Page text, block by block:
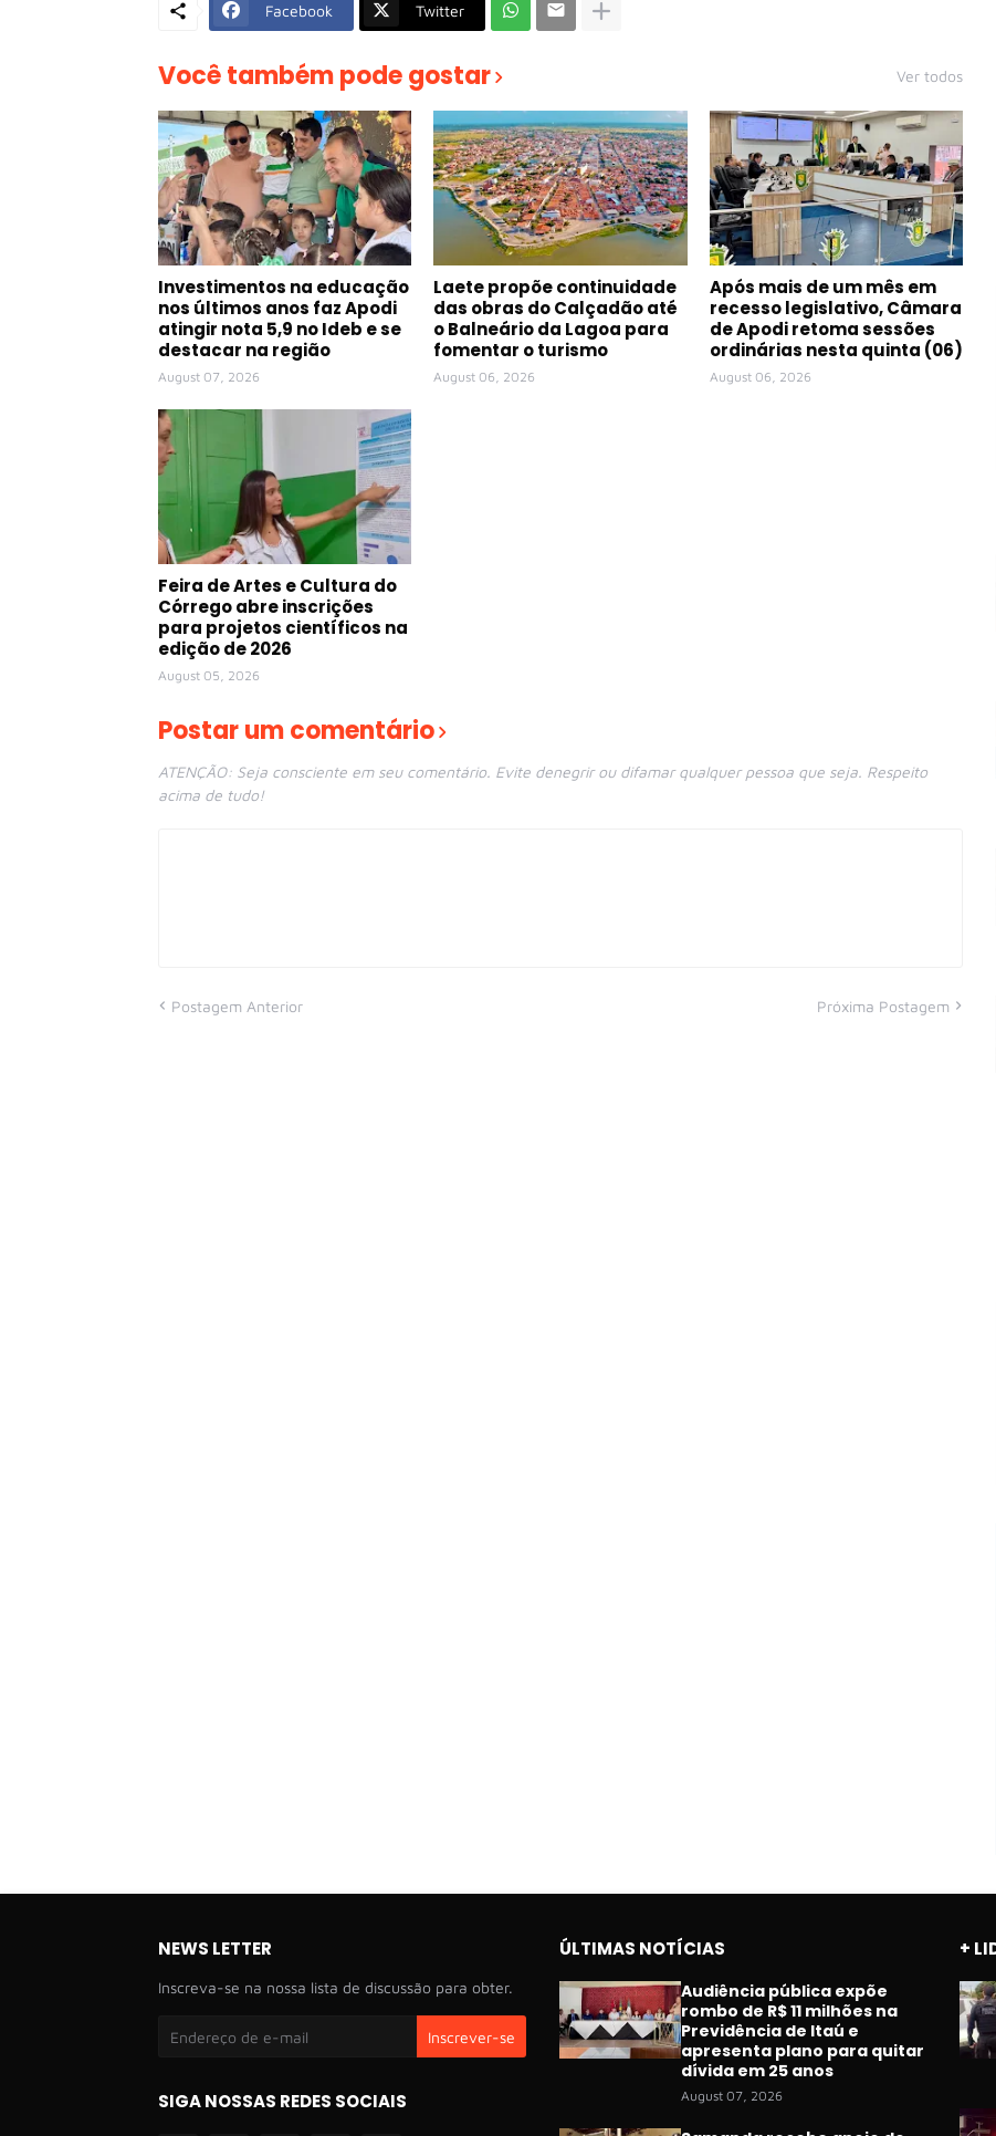
Facebook Twitter
Você também pode gostar Ver todos
Investimentos na educação
nos últimos anos faz Apodi
atingir nota 5,9 no Ideb e se
destacar na região
August 07, 2026
Laete propõe continuidade
das obras do Calçadão até
o Balneário da Lagoa para
fomentar o turismo
August 06, 2026
Após mais de um mês em
recesso legislativo, Câmara
de Apodi retoma sessões
ordinárias nesta quinta (06)
August 06, 2026
Feira de Artes e Cultura do
Córrego abre inscrições
para projetos científicos na
edição de 2026
August 05, 2026
Postar um comentário
ATENÇÃO: Seja consciente em seu comentário. Evite denegrir ou difamar qualquer pessoa que seja. Respeito
acima de tudo!
Postagem Anterior Próxima Postagem
NEWS LETTER
Inscreva-se na nossa lista de discussão para obter.
SIGA NOSSAS REDES SOCIAIS
ÚLTIMAS NOTÍCIAS
Audiência pública expõe
rombo de R$ 11 milhões na
Previdência de Itaú e
apresenta plano para quitar
dívida em 25 anos
August 07, 2026
+